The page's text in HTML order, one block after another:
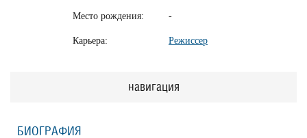
Место рождения: -
Карьера: Режиссер
навигация
БИОГРАФИЯ